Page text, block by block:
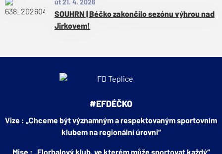
út 21. 4. 2026
SOUHRN | Béčko zakončilo sezónu výhrou nad
Jirkovem!
#EFDÉČKO
Vize : „Chceme být významným a respektovaným sportovním
klubem na regionální úrovni“
Mise : „Florbalový klub, ve kterém může sportovat každý“